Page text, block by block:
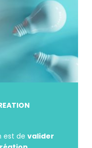
est de valider